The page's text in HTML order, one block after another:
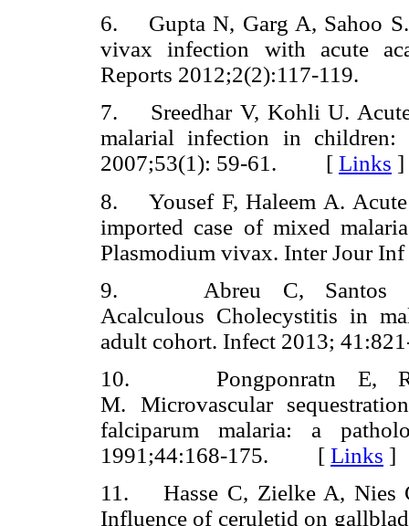
6. Gupta N, Garg A, Sahoo S.
vivax infection with acute
Reports 2012;2(2):117-
7. Sreedhar V, Kohli U. Acute
malarial infection in
2007;53(1): 59-61. [ Links ]
8. Yousef F, Haleem A. Acute
imported case of mixed
Plasmodium vivax. Inter Jour
9. Abreu C, Santos L,
Acalculous Cholecystitis in
adult cohort. Infect 2013;
10. Pongponratn E,
M. Microvascular
falciparum malaria: a
1991;44:168-175. [ Links ]
11. Hasse C, Zielke A, Nies
Influence of ceruletid on